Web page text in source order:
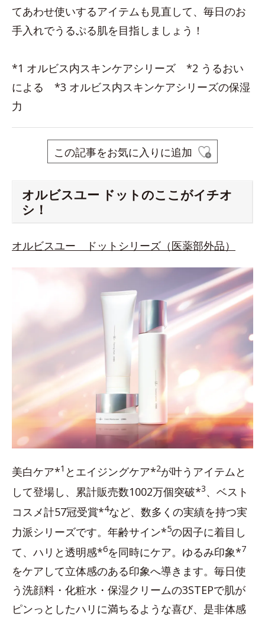
てあわせ使いするアイテムも見直して、毎日のお
手入れでうるぷる肌を目指しましょう！
*1 オルビス内スキンケアシリーズ *2 うるおい
による *3 オルビス内スキンケアシリーズの保湿
力
この記事をお気に入りに追加
オルビスユー ドットのここがイチオ
シ！
オルビスユー ドットシリーズ（医薬部外品）
美白ケア*1 とエイジングケア*2が叶うアイテムと
して登場し、累計販売数1002万個突破*3、ベスト
コスメ計57冠受賞*4など、数多くの実績を持つ実
力派シリーズです。年齢サイン*5の因子に着目し
て、ハリと透明感*6を同時にケア。ゆるみ印象*7
をケアして立体感のある印象へ導きます。毎日使
う洗顔料・化粧水・保湿クリームの3STEPで肌が
ピンっとしたハリに満ちるような喜び、是非体感